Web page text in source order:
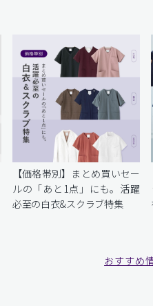
【価格帯別】まとめ買いセー
ルの「あと1点」にも。活躍
必至の白衣&スクラブ特集
おすすめ